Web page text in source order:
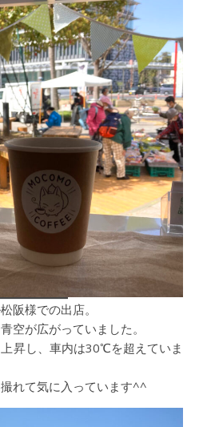
阪様での出店。
空が広がっていました。
昇し、車内は30℃を超えていま
れて気に入っています^^